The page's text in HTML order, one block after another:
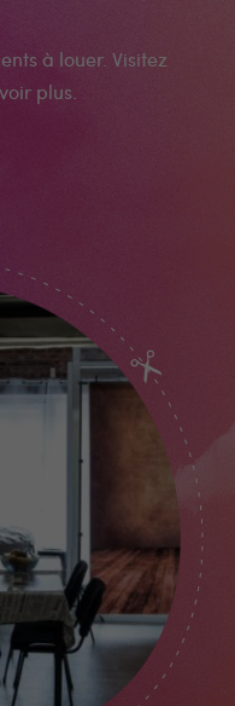
à louer. Visitez
plus.